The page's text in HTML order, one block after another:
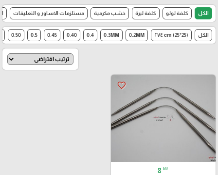
الكل كلفة لولو كلفة ليرة خشب مكرمية مستلزمات الاساور و التعليقات
الكل (25*25) cm ٢٧٤ 0.2MM
0.3MM
0.4
0.40
0.45
0.5
0.50
favorite_border
8 ₪